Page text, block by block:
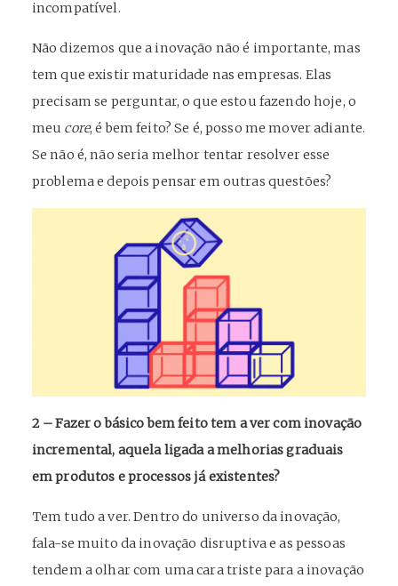
incompatível.
Não dizemos que a inovação não é importante, mas
tem que existir maturidade nas empresas. Elas
precisam se perguntar, o que estou fazendo hoje, o
meu core, é bem feito? Se é, posso me mover adiante.
Se não é, não seria melhor tentar resolver esse
problema e depois pensar em outras questões?
2 – Fazer o básico bem feito tem a ver com inovação
incremental, aquela ligada a melhorias graduais
em produtos e processos já existentes?
Tem tudo a ver. Dentro do universo da inovação,
fala-se muito da inovação disruptiva e as pessoas
tendem a olhar com uma cara triste para a inovação